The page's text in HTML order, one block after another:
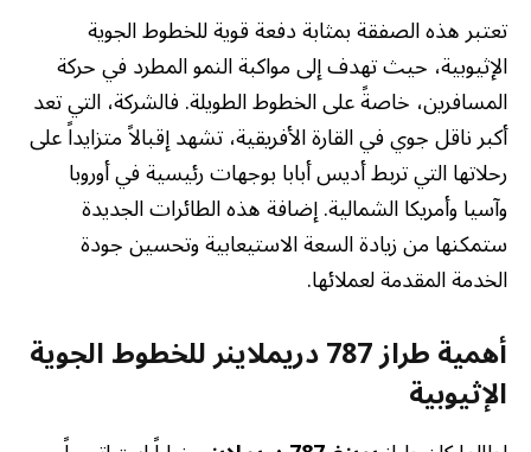
تعتبر هذه الصفقة بمثابة دفعة قوية للخطوط الجوية
الإثيوبية، حيث تهدف إلى مواكبة النمو المطرد في حركة
المسافرين، خاصةً على الخطوط الطويلة. فالشركة، التي تعد
أكبر ناقل جوي في القارة الأفريقية، تشهد إقبالاً متزايداً على
رحلاتها التي تربط أديس أبابا بوجهات رئيسية في أوروبا
وآسيا وأمريكا الشمالية. إضافة هذه الطائرات الجديدة
ستمكنها من زيادة السعة الاستيعابية وتحسين جودة
الخدمة المقدمة لعملائها.
أهمية طراز 787 دريملاينر للخطوط الجوية
الإثيوبية